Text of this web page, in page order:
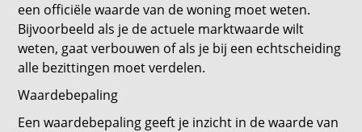
een officiële waarde van de woning moet weten.
Bijvoorbeeld als je de actuele marktwaarde wilt
weten, gaat verbouwen of als je bij een echtscheiding
alle bezittingen moet verdelen.
Waardebepaling
Een waardebepaling geeft je inzicht in de waarde van